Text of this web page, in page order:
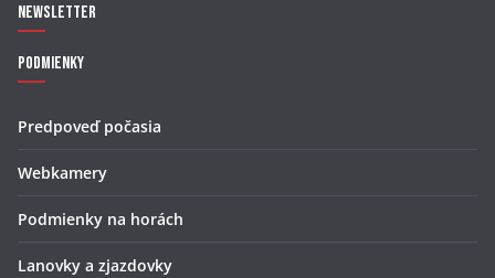
Newsletter
Podmienky
Predpoveď počasia
Webkamery
Podmienky na horách
Lanovky a zjazdovky